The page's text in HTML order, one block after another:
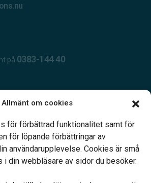
Allmänt om cookies
för förbättrad funktionalitet samt för
för löpande förbättringar av
användarupplevelse. Cookies är små
i din webbläsare av sidor du besöker.
på 0383-144 40